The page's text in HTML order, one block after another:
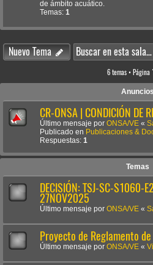
de ámbito acuático.
Temas: 1
Nuevo Tema
6 temas • Página
Anuncios
CR-ONSA | CONDICIÓN DE
Último mensaje por ONSA/VE «
Publicado en Publicaciones &
Respuestas: 1
Temas
DECISIÓN: TSJ-SC-S1060-
27NOV2025
Último mensaje por ONSA/VE «
Proyecto de Reglamento
Último mensaje por ONSA/VE «